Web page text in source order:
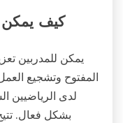
كيف يمكن
يمكن للمدربين
المفتوح وتشجيع
لدى الرياضيين
بشكل فعال.